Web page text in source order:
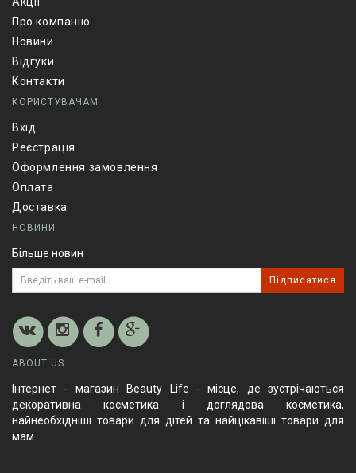
Про компанію
Новини
Відгуки
Контакти
КОРИСТУВАЧАМ
Вхід
Реєстрація
Оформлення замовлення
Оплата
Доставка
НОВИНИ
Більше новин
Підписатися
ABOUT US
Інтернет - магазин Beauty Life - місце, де зустрічаються
декоративна косметика і доглядова косметика,
найнеобхідніші товари для дітей та найцікавіші товари для
мам.